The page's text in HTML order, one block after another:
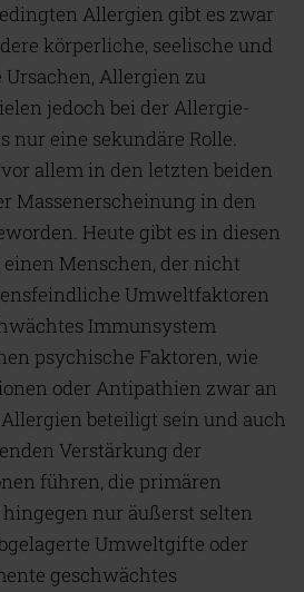
Allergien gibt es zwar
körperliche, seelische und
Allergien zu
jedoch bei der Allergie-
nur eine sekundäre Rolle.
allem in den letzten beiden
Massenerscheinung in den
Heute gibt es in diesen
Menschen, der nicht
Umweltfaktoren
Immunsystem
psychische Faktoren, wie
oder Antipathien zwar an
beteiligt sein und auch
Verstärkung der
führen, die primären
nur äußerst selten
Umweltgifte oder
geschwächtes